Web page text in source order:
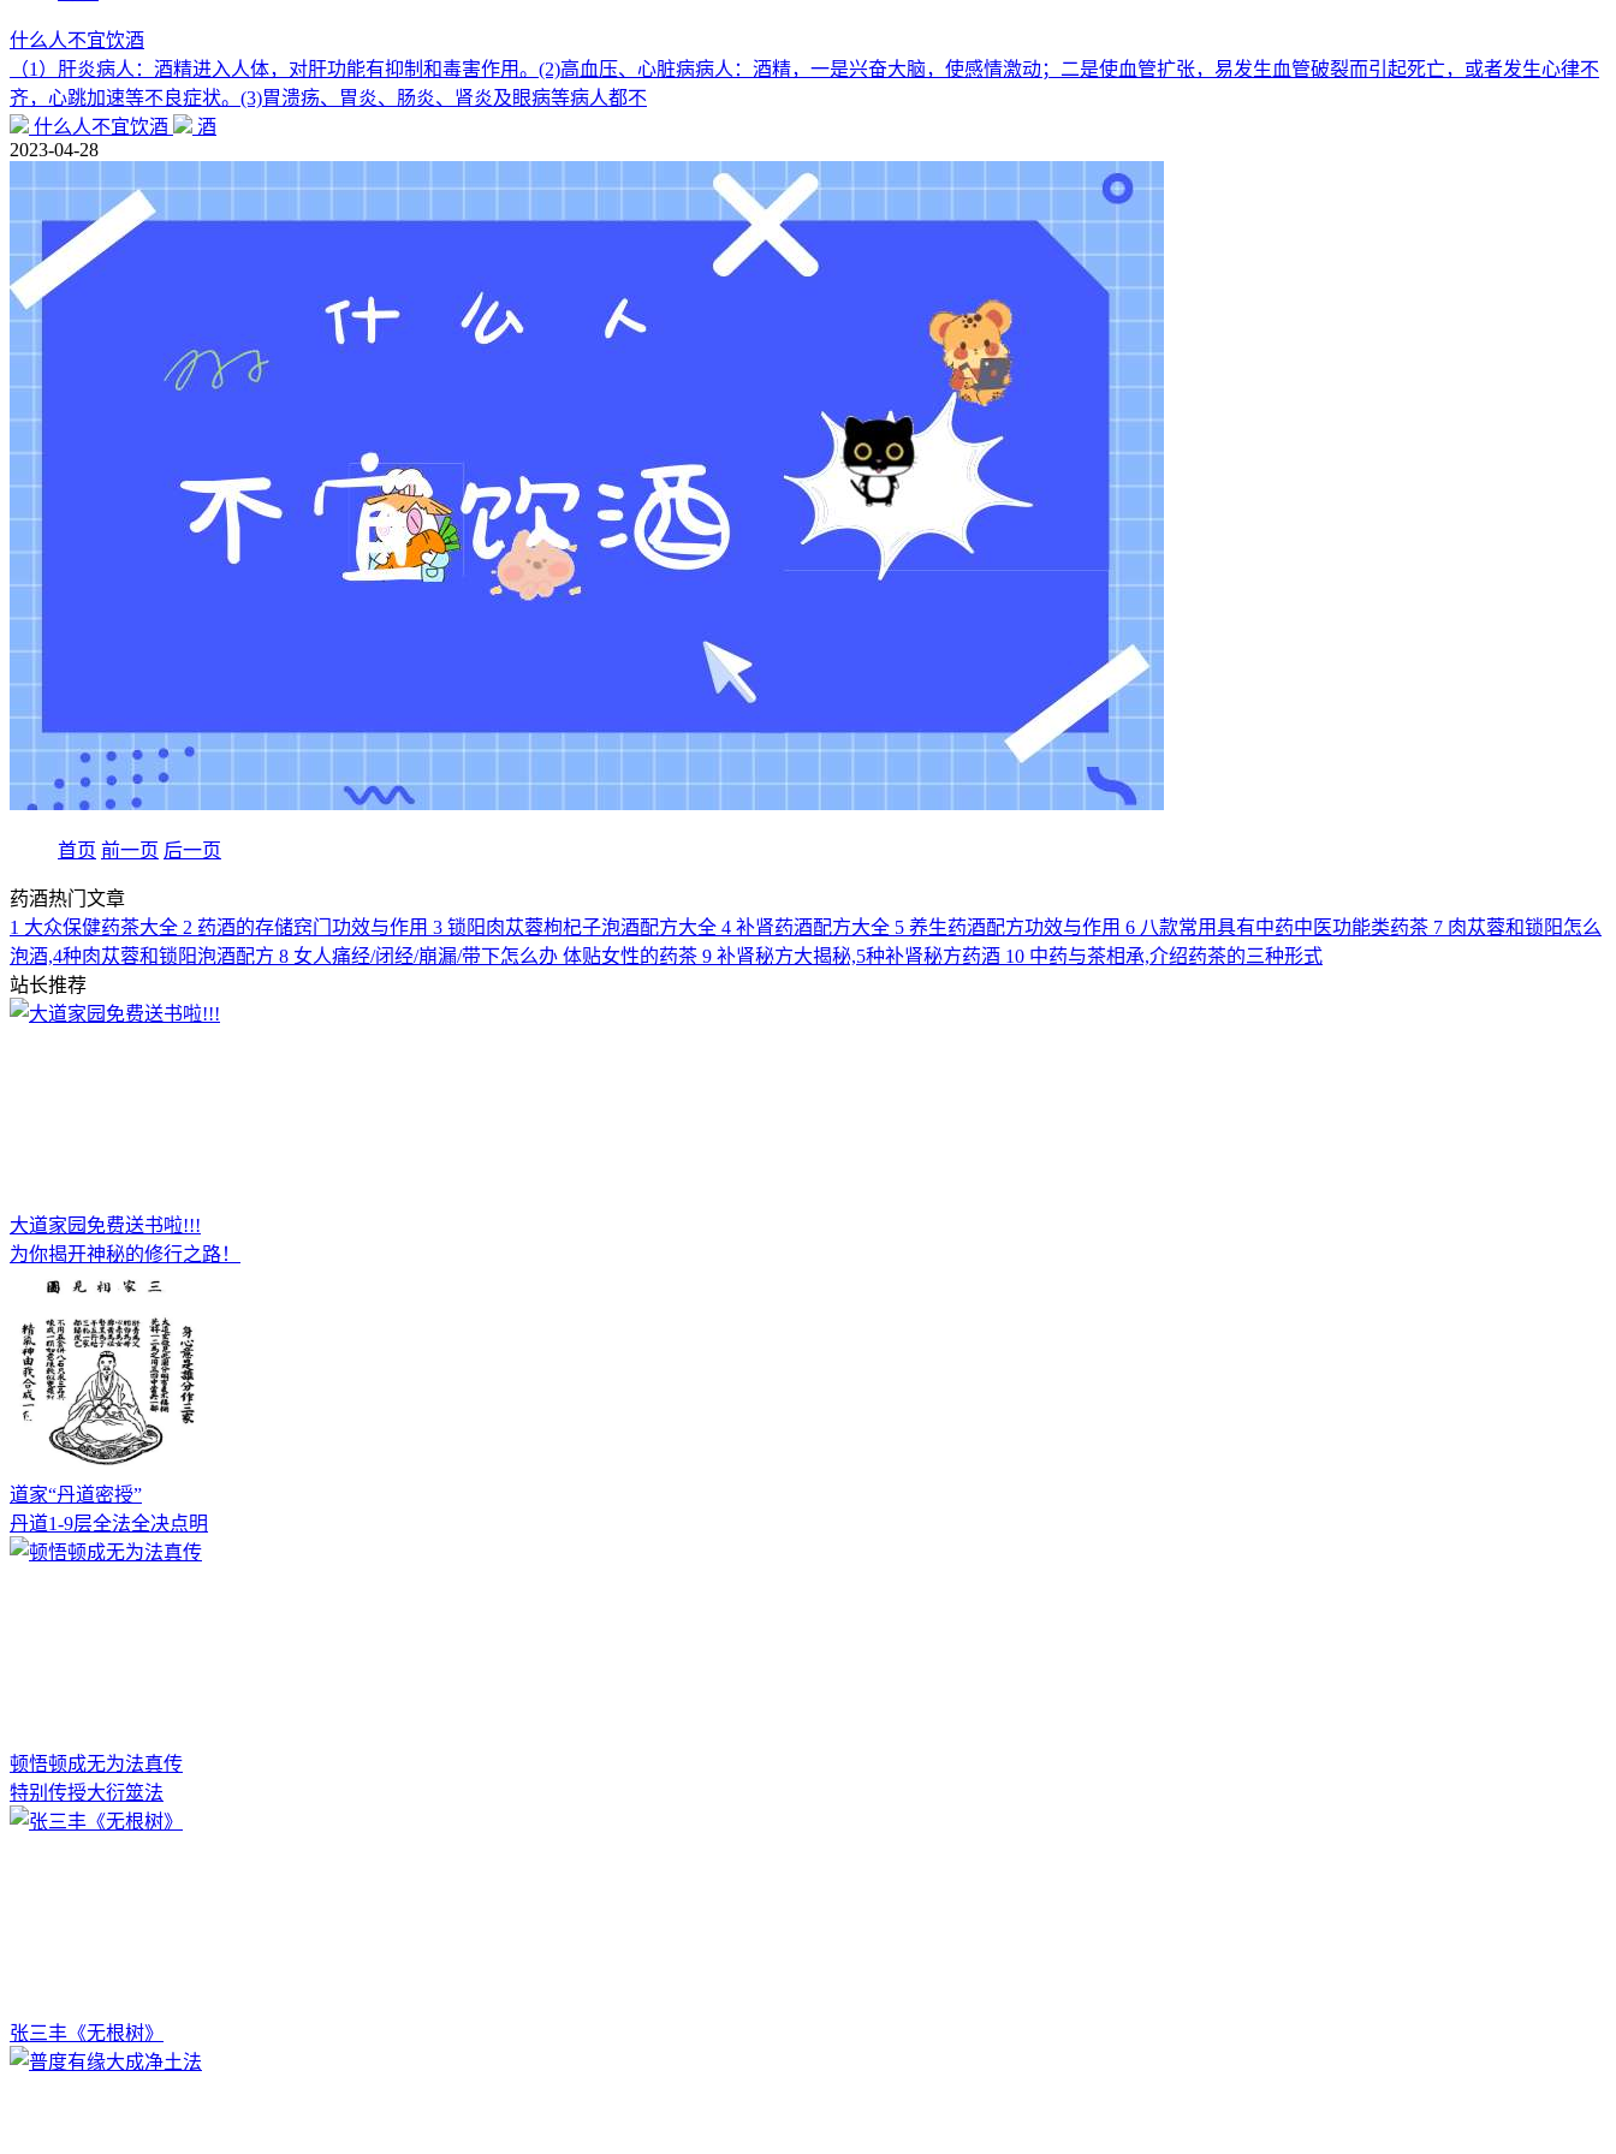
什么人不宜饮酒
（1）肝炎病人：酒精进入人体，对肝功能有抑制和毒害作用。(2)高血压、心脏病病人：酒精，一是兴奋大脑，使感情激动；二是使血管扩张，易发生血管破裂而引起死亡，或者发生心律不
齐，心跳加速等不良症状。(3)胃溃疡、胃炎、肠炎、肾炎及眼病等病人都不
什么人不宜饮酒
酒
2023-04-28
首页 前一页 后一页
药酒热门文章
1 大众保健药茶大全 2 药酒的存储窍门功效与作用 3 锁阳肉苁蓉枸杞子泡酒配方大全 4 补肾药酒配方大全 5 养生药酒配方功效与作用 6 八款常用具有中药中医功能类药茶 7 肉苁蓉和锁阳怎么
泡酒,4种肉苁蓉和锁阳泡酒配方 8 女人痛经/闭经/崩漏/带下怎么办 体贴女性的药茶 9 补肾秘方大揭秘,5种补肾秘方药酒 10 中药与茶相承,介绍药茶的三种形式
站长推荐
大道家园免费送书啦!!!
为你揭开神秘的修行之路！
道家“丹道密授”
丹道1-9层全法全决点明
顿悟顿成无为法真传
特别传授大衍筮法
张三丰《无根树》